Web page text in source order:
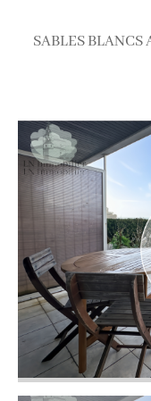
SABLES BLANCS
Coups de coeur